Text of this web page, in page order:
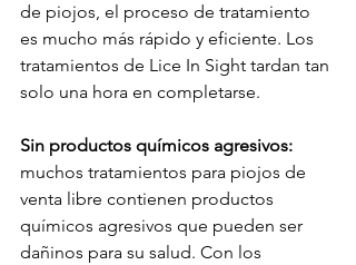
de piojos, el proceso de tratamiento
es mucho más rápido y eficiente. Los
tratamientos de Lice In Sight tardan tan
solo una hora en completarse.
Sin productos químicos agresivos:
muchos tratamientos para piojos de
venta libre contienen productos
químicos agresivos que pueden ser
dañinos para su salud. Con los